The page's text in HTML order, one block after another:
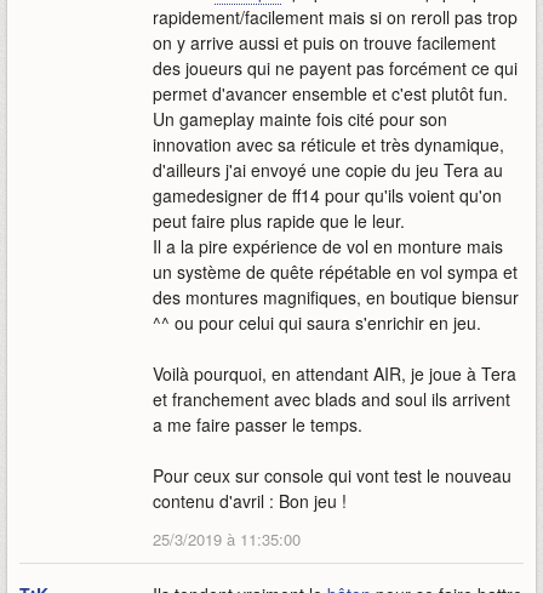
rapidement/facilement mais si on reroll pas trop
on y arrive aussi et puis on trouve facilement
des joueurs qui ne payent pas forcément ce qui
permet d'avancer ensemble et c'est plutôt fun.
Un gameplay mainte fois cité pour son
innovation avec sa réticule et très dynamique,
d'ailleurs j'ai envoyé une copie du jeu Tera au
gamedesigner de ff14 pour qu'ils voient qu'on
peut faire plus rapide que le leur.
Il a la pire expérience de vol en monture mais
un système de quête répétable en vol sympa et
des montures magnifiques, en boutique biensur
^^ ou pour celui qui saura s'enrichir en jeu.
Voilà pourquoi, en attendant AIR, je joue à Tera
et franchement avec blads and soul ils arrivent
a me faire passer le temps.
Pour ceux sur console qui vont test le nouveau
contenu d'avril : Bon jeu !
25/3/2019 à 11:35:00